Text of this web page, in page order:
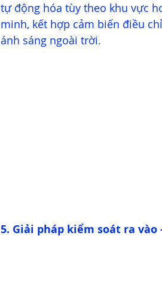
tự động hóa tùy theo khu vực
minh, kết hợp cảm biến điều
ánh sáng ngoài trời.
5. Giải pháp kiểm soát ra vào